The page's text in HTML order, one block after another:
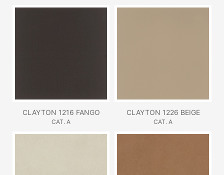
CLAYTON 1216 FANGO
CAT. A
CLAYTON 1226 BEIGE
CAT. A